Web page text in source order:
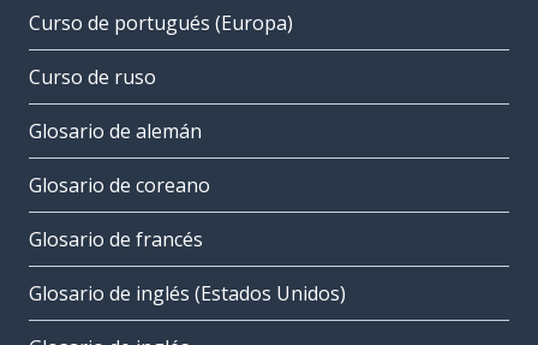
Curso de portugués (Europa)
Curso de ruso
Glosario de alemán
Glosario de coreano
Glosario de francés
Glosario de inglés (Estados Unidos)